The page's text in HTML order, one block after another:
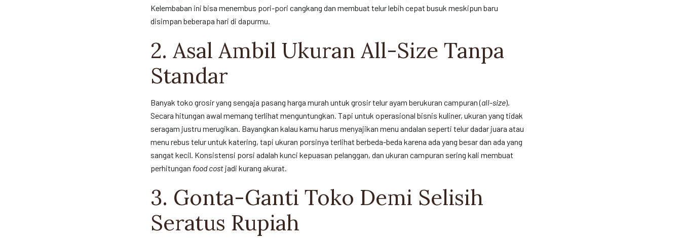
Kelembaban ini bisa menembus pori-pori cangkang dan membuat telur lebih cepat busuk meskipun baru
disimpan beberapa hari di dapurmu.
2. Asal Ambil Ukuran All-Size Tanpa
Standar
Banyak toko grosir yang sengaja pasang harga murah untuk grosir telur ayam berukuran campuran (all-size).
Secara hitungan awal memang terlihat menguntungkan. Tapi untuk operasional bisnis kuliner, ukuran yang tidak
seragam justru merugikan. Bayangkan kalau kamu harus menyajikan menu andalan seperti telur dadar juara atau
menu rebus telur untuk katering, tapi ukuran porsinya terlihat berbeda-beda karena ada yang besar dan ada yang
sangat kecil. Konsistensi porsi adalah kunci kepuasan pelanggan, dan ukuran campuran sering kali membuat
perhitungan food cost jadi kurang akurat.
3. Gonta-Ganti Toko Demi Selisih
Seratus Rupiah